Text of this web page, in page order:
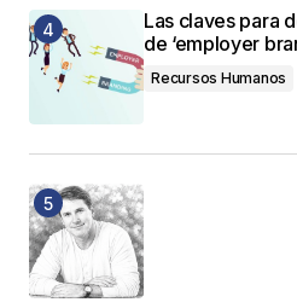
Las claves para
de ‘employer
Recursos Humanos